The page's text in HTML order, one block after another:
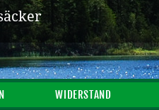
WIDERSTAND